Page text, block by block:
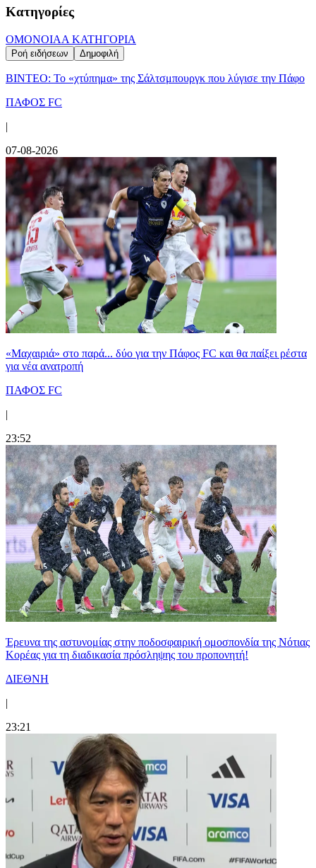
Κατηγορίες
ΟΜΟΝΟΙΑΑ ΚΑΤΗΓΟΡΙΑ
Ροή ειδήσεων Δημοφιλή
ΒΙΝΤΕΟ: Το «χτύπημα» της Σάλτσμπουργκ που λύγισε την Πάφο
ΠΑΦΟΣ FC
|
07-08-2026
«Μαχαιριά» στο παρά... δύο για την Πάφος FC και θα παίξει ρέστα
για νέα ανατροπή
ΠΑΦΟΣ FC
|
23:52
Έρευνα της αστυνομίας στην ποδοσφαιρική ομοσπονδία της Νότιας
Κορέας για τη διαδικασία πρόσληψης του προπονητή!
ΔΙΕΘΝΗ
|
23:21